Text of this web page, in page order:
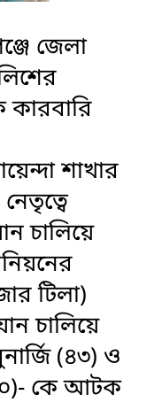
জেলা
কারবারি
শাখার
চালিয়ে
টিলা)
চালিয়ে
(৪৩) ও
(৪০)- কে আটক